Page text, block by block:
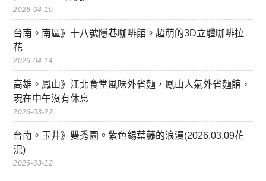
2026-04-19
台南。南區》十八號隱巷咖啡館。超萌的3D立體咖啡拉
花
2026-04-14
高雄。鳳山》江北食堂風味外省麵，鳳山人氣外省麵館，
現在中午沒有休息
2026-03-22
台南。玉井》雙秀園。紫色錫葉藤的浪漫(2026.03.09花
況)
2026-03-12